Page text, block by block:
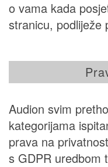
o vama kada
stranicu, podliježe
Audion svim
kategorijama
prava na
s GDPR uredbom